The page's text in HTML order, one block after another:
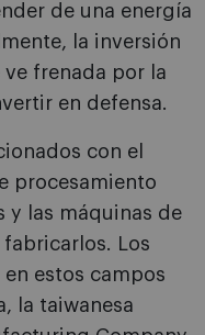
de una energía
la inversión
frenada por la
en defensa.
con el
procesamiento
y las máquinas de
Los
estos campos
la taiwanesa